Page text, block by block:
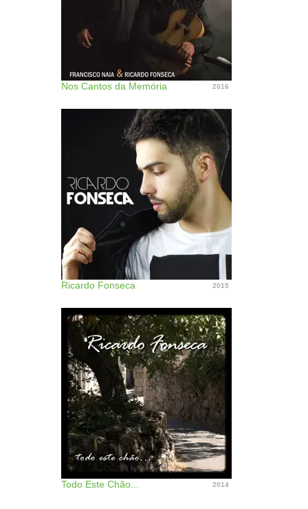
Nos Cantos da Memória 2016
Ricardo Fonseca 2015
Todo Este Chão... 2014